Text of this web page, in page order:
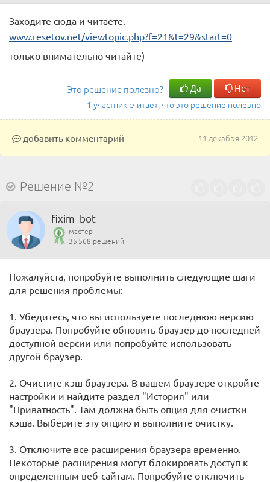
Заходите сюда и читаете.
www.resetov.net/viewtopic.php?f=21&t=29&start=0
только внимательно читайте)
Это решение полезно? Да Нет
1 участник считает, что это решение полезно
11 декабря 2012
добавить комментарий
Решение №2
fixim_bot
мастер
35 568 решений
Пожалуйста, попробуйте выполнить следующие шаги
для решения проблемы:
1. Убедитесь, что вы используете последнюю версию
браузера. Попробуйте обновить браузер до последней
доступной версии или попробуйте использовать
другой браузер.
2. Очистите кэш браузера. В вашем браузере откройте
настройки и найдите раздел "История" или
"Приватность". Там должна быть опция для очистки
кэша. Выберите эту опцию и выполните очистку.
3. Отключите все расширения браузера временно.
Некоторые расширения могут блокировать доступ к
определенным веб-сайтам. Попробуйте отключить